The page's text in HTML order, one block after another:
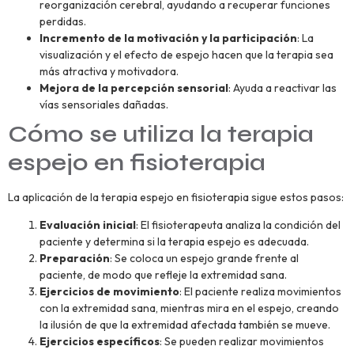
reorganización cerebral, ayudando a recuperar funciones
perdidas.
Incremento de la motivación y la participación: La
visualización y el efecto de espejo hacen que la terapia sea
más atractiva y motivadora.
Mejora de la percepción sensorial: Ayuda a reactivar las
vías sensoriales dañadas.
Cómo se utiliza la terapia
espejo en fisioterapia
La aplicación de la terapia espejo en fisioterapia sigue estos pasos:
Evaluación inicial: El fisioterapeuta analiza la condición del
paciente y determina si la terapia espejo es adecuada.
Preparación: Se coloca un espejo grande frente al
paciente, de modo que refleje la extremidad sana.
Ejercicios de movimiento: El paciente realiza movimientos
con la extremidad sana, mientras mira en el espejo, creando
la ilusión de que la extremidad afectada también se mueve.
Ejercicios específicos: Se pueden realizar movimientos